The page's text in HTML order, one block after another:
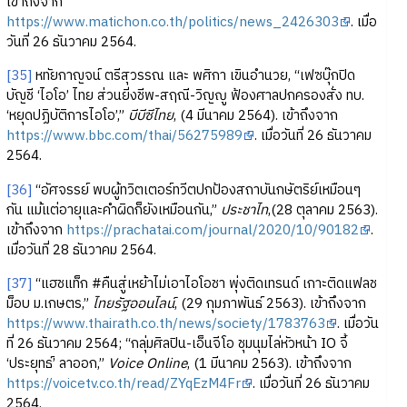
https://www.matichon.co.th/politics/news_2426303 . เมื่อ
วันที่ 26 ธันวาคม 2564.
[35] หทัยกาญจน์ ตรีสุวรรณ และ พศิกา เขินอำนวย, “เฟซบุ๊กปิด
บัญชี ‘ไอโอ’ ไทย ส่วนยิ่งชีพ-สฤณี-วิญญู ฟ้องศาลปกครองสั่ง ทบ.
‘หยุดปฏิบัติการไอโอ’,” บีบีซีไทย, (4 มีนาคม 2564). เข้าถึงจาก
https://www.bbc.com/thai/56275989 . เมื่อวันที่ 26 ธันวาคม
2564.
[36] “อัศจรรย์ พบผู้ทวิตเตอร์ทวีตปกป้องสถาบันกษัตริย์เหมือนๆ
กัน แม้แต่อายุและคำผิดก็ยังเหมือนกัน,” ประชาไท,(28 ตุลาคม 2563).
เข้าถึงจาก https://prachatai.com/journal/2020/10/90182 .
เมื่อวันที่ 28 ธันวาคม 2564.
[37] “แฮชแท็ก #คืนสู่เหย้าไม่เอาไอโอชา พุ่งติดเทรนด์ เกาะติดแฟลช
ม็อบ ม.เกษตร,” ไทยรัฐออนไลน์, (29 กุมภาพันธ์ 2563). เข้าถึงจาก
https://www.thairath.co.th/news/society/1783763 . เมื่อวัน
ที่ 26 ธันวาคม 2564; “กลุ่มศิลปิน-เอ็นจีโอ ชุมนุมไล่หัวหน้า IO จี้
‘ประยุทธ์’ ลาออก,” Voice Online, (1 มีนาคม 2563). เข้าถึงจาก
https://voicetv.co.th/read/ZYqEzM4Fr . เมื่อวันที่ 26 ธันวาคม